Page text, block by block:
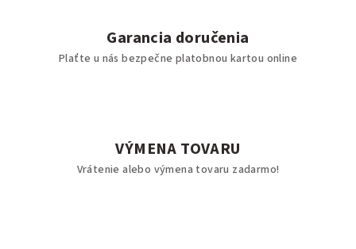
Garancia doručenia
Plaťte u nás bezpečne platobnou kartou online
VÝMENA TOVARU
Vrátenie alebo výmena tovaru zadarmo!